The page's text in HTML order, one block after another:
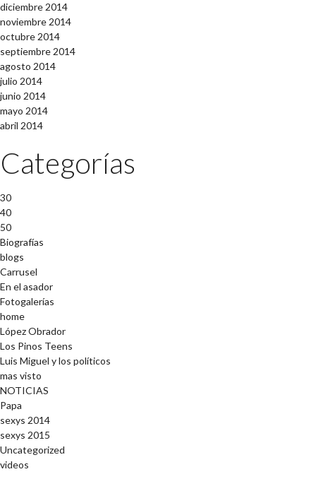
diciembre 2014
noviembre 2014
octubre 2014
septiembre 2014
agosto 2014
julio 2014
junio 2014
mayo 2014
abril 2014
Categorías
30
40
50
Biografías
blogs
Carrusel
En el asador
Fotogalerías
home
López Obrador
Los Pinos Teens
Luis Miguel y los políticos
mas visto
NOTICIAS
Papa
sexys 2014
sexys 2015
Uncategorized
videos